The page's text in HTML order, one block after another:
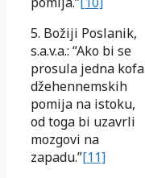
5. Božiji Poslanik,
s.a.v.a.: “Ako bi se
prosula jedna kofa
džehennemskih
pomija na istoku,
od toga bi uzavrli
mozgovi na
zapadu.”[11]